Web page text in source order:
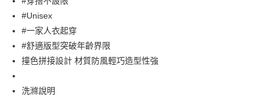
悠遊付
大哥付你分期
相關說明
【大哥付你分期使用說明】
1.本服務由台灣大哥大提供，台灣大哥大用戶可立即使用無須另外申請。
2.付款方式選擇「大哥付你分期」，訂單成立後會自動跳轉到大哥付的交易
流程，驗證手機門號後，選擇欲分期的期數、繳款截止日，確認付款後即完
ATM付款
運送方式
#Unisex
#一家人衣起穿
#舒適版型突破年齡界限
撞色拼接設計 材質防風輕巧造型性強
洗滌說明